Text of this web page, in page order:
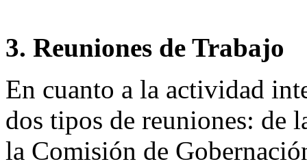
3. Reuniones de Trabajo
En cuanto a la actividad
dos tipos de reuniones: de
la Comisión de